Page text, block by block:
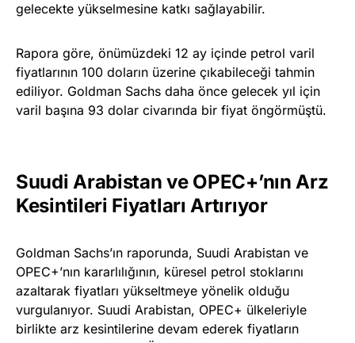
gelecekte yükselmesine katkı sağlayabilir.
Rapora göre, önümüzdeki 12 ay içinde petrol varil
fiyatlarının 100 doların üzerine çıkabileceği tahmin
ediliyor. Goldman Sachs daha önce gelecek yıl için
varil başına 93 dolar civarında bir fiyat öngörmüştü.
Suudi Arabistan ve OPEC+’nın Arz
Kesintileri Fiyatları Artırıyor
Goldman Sachs’ın raporunda, Suudi Arabistan ve
OPEC+’nın kararlılığının, küresel petrol stoklarını
azaltarak fiyatları yükseltmeye yönelik olduğu
vurgulanıyor. Suudi Arabistan, OPEC+ ülkeleriyle
birlikte arz kesintilerine devam ederek fiyatların